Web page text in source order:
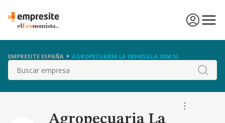
EMPRESITE ESPAÑA AGROPECUARIA LA DEHESILLA 2000 SL
Buscar
Agropecuaria La